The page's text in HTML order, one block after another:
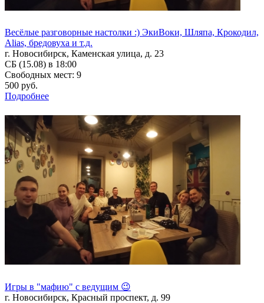
Весёлые разговорные настолки :) ЭкиВоки, Шляпа, Крокодил,
Alias, бредовуха и т.д.
г. Новосибирск, Каменская улица, д. 23
СБ (15.08) в 18:00
Свободных мест: 9
500 руб.
Подробнее
Игры в "мафию" с ведущим 😉
г. Новосибирск, Красный проспект, д. 99